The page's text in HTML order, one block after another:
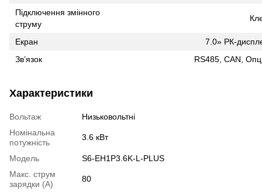
Підключення змінного
струму
Екран
7.0» РК-
Зв’язок
RS485, CAN,
Характеристики
Вольтаж
Низьковольтнi
Номінальна
потужність
3.6 кВт
Модель
S6-EH1P3.6K-L-PLUS
Макс. струм
зарядки (A)
80